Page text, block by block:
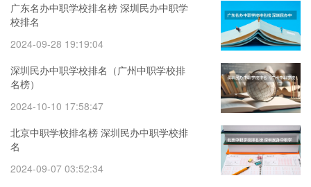
广东名办中职学校排名榜 深圳民办中职学
校排名
2024-09-28 19:19:04
深圳民办中职学校排名（广州中职学校排
名榜）
2024-10-10 17:58:47
北京中职学校排名榜 深圳民办中职学校排
名
2024-09-07 03:52:34